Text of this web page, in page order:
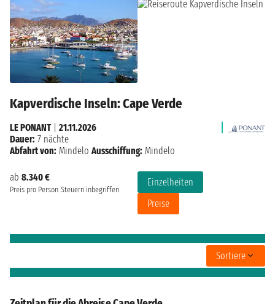
Kapverdische Inseln: Cape Verde
ab 8.340 €
Preis pro Person Steuern inbegriffen
Einzelheiten
Preise
LE PONANT| 21.11.2026
Dauer: 7 nächte
Abfahrt von: Mindelo Ausschiffung: Mindelo
Sortiere